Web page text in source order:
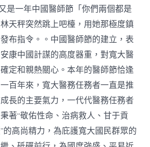
會
關
懷
關
愛
醫
務
任
務
者
的
長
效
機
一年中國醫師節「你們兩個都是
天秤突然跳上吧檯，用她那極度鎮
布指令。。中國醫師節的建立，表
康中國計謀的高度器重，對寬大醫
定和親熱關心。本年的醫師節恰逢
百年來，寬大醫務任務者一直是推
長的主要氣力，一代代醫務任務者
著“敬佑性命、治病救人、甘于貢
的高尚精力，為庇護寬大國民群眾的